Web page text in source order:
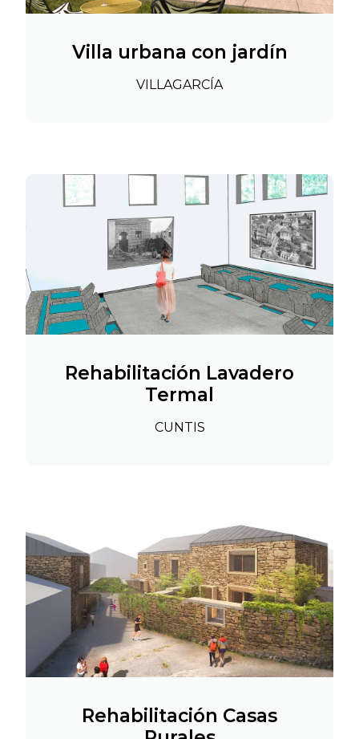
Villa urbana con jardín
VILLAGARCÍA
Rehabilitación Lavadero
Termal
CUNTIS
Rehabilitación Casas